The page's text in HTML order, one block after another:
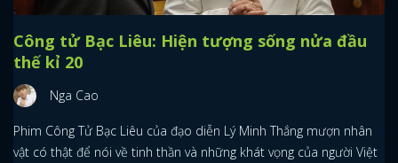
Công tử Bạc Liêu: Hiện tượng sống nửa đầu
thế kỉ 20
Nga Cao
Phim Công Tử Bạc Liêu của đạo diễn Lý Minh Thắng mượn nhân
vật có thật để nói về tinh thần và những khát vọng của người Việt